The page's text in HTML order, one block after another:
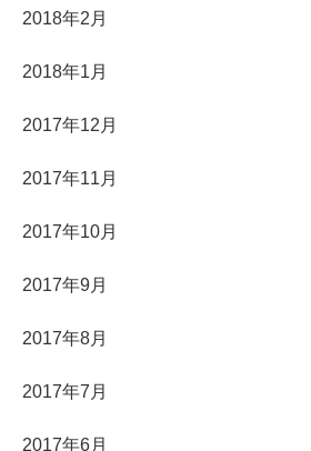
2018年2月
2018年1月
2017年12月
2017年11月
2017年10月
2017年9月
2017年8月
2017年7月
2017年6月